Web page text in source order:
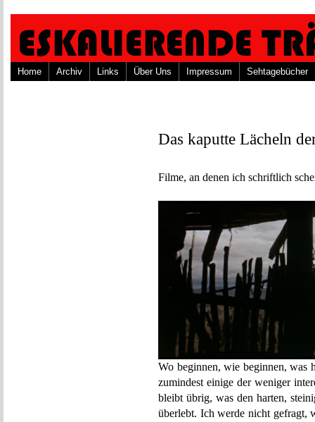
Home Archiv Links Über Uns Impressum Sehtagebücher
Das kaputte Lächeln
Filme, an denen ich schriftlich
Wo beginnen, wie beginnen, was
zumindest einige der weniger
bleibt übrig, was den harten,
überlebt. Ich werde nicht gefragt,